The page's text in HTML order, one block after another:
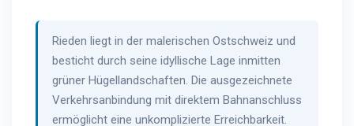
Rieden liegt in der malerischen Ostschweiz und
besticht durch seine idyllische Lage inmitten
grüner Hügellandschaften. Die ausgezeichnete
Verkehrsanbindung mit direktem Bahnanschluss
ermöglicht eine unkomplizierte Erreichbarkeit.